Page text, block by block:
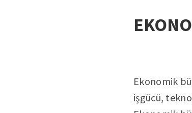
Ekonomik
işgücü,